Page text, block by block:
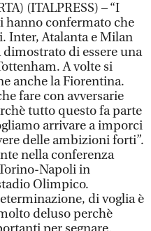
(ITALPRESS) – “I
hanno confermato che
Inter, Atalanta e Milan
di essere una
A volte si
anche la Fiorentina.
fare con avversarie
tutto questo fa parte
arrivare a imporci
delle ambizioni forti”.
nella conferenza
Napoli in
Olimpico.
di voglia è
deluso perchè